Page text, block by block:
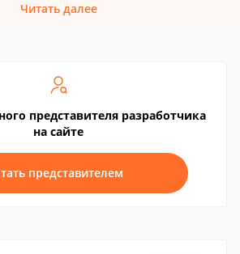
Читать далее
представителя разработчика
на сайте
представителем